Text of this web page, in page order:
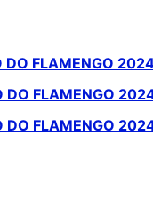
DO FLAMENGO
DO FLAMENGO
DO FLAMENGO